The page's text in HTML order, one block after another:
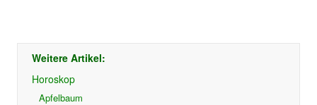
Weitere Artikel:
Horoskop
Apfelbaum